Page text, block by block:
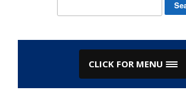
CLICK FOR MENU